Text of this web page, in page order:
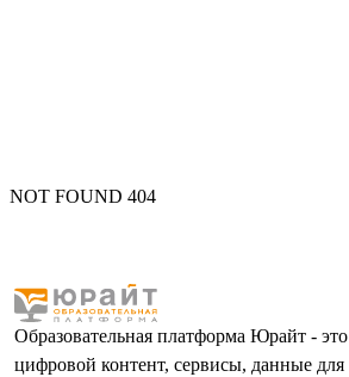
NOT FOUND 404
Образовательная платформа Юрайт - это
цифровой контент, сервисы, данные для